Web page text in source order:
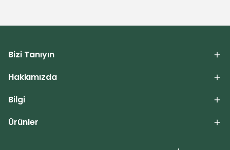
Bizi Tanıyın
Hakkımızda
Bilgi
Ürünler